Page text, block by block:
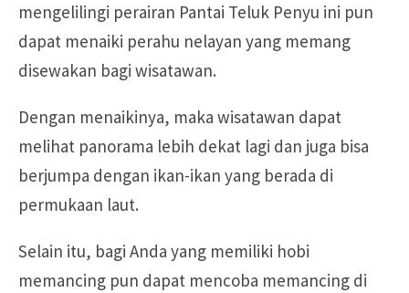
mengelilingi perairan Pantai Teluk Penyu ini pun
dapat menaiki perahu nelayan yang memang
disewakan bagi wisatawan.
Dengan menaikinya, maka wisatawan dapat
melihat panorama lebih dekat lagi dan juga bisa
berjumpa dengan ikan-ikan yang berada di
permukaan laut.
Selain itu, bagi Anda yang memiliki hobi
memancing pun dapat mencoba memancing di